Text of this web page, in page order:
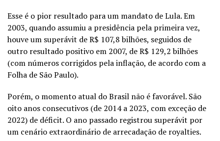
Esse é o pior resultado para um mandato de Lula. Em
2003, quando assumiu a presidência pela primeira vez,
houve um superávit de R$ 107,8 bilhões, seguidos de
outro resultado positivo em 2007, de R$ 129,2 bilhões
(com números corrigidos pela inflação, de acordo com a
Folha de São Paulo).
Porém, o momento atual do Brasil não é favorável. São
oito anos consecutivos (de 2014 a 2023, com exceção de
2022) de déficit. O ano passado registrou superávit por
um cenário extraordinário de arrecadação de royalties.